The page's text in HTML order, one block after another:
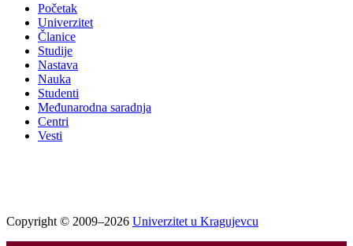
Početak
Univerzitet
Članice
Studije
Nastava
Nauka
Studenti
Međunarodna saradnja
Centri
Vesti
Copyright © 2009–2026 Univerzitet u Kragujevcu